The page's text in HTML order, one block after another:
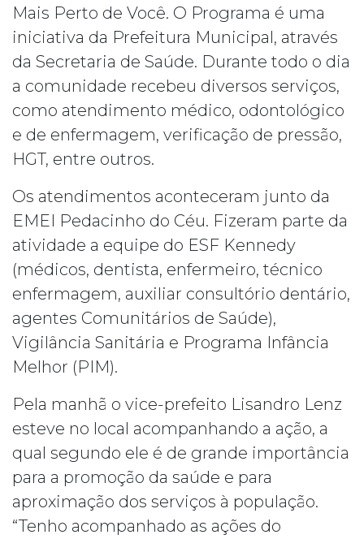
Mais Perto de Você. O Programa é uma
iniciativa da Prefeitura Municipal, através
da Secretaria de Saúde. Durante todo o dia
a comunidade recebeu diversos serviços,
como atendimento médico, odontológico
e de enfermagem, verificação de pressão,
HGT, entre outros.
Os atendimentos aconteceram junto da
EMEI Pedacinho do Céu. Fizeram parte da
atividade a equipe do ESF Kennedy
(médicos, dentista, enfermeiro, técnico
enfermagem, auxiliar consultório dentário,
agentes Comunitários de Saúde),
Vigilância Sanitária e Programa Infância
Melhor (PIM).
Pela manhã o vice-prefeito Lisandro Lenz
esteve no local acompanhando a ação, a
qual segundo ele é de grande importância
para a promoção da saúde e para
aproximação dos serviços à população.
“Tenho acompanhado as ações do